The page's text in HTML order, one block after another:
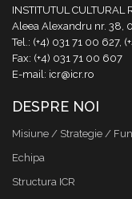
INSTITUTUL CULTURAL
Aleea Alexandru nr. 38,
Tel.: (+4) 031 71 00 627,
Fax: (+4) 031 71 00 607
E-mail: icr@icr.ro
DESPRE NOI
Misiune / Strategie /
Echipa
Structura ICR